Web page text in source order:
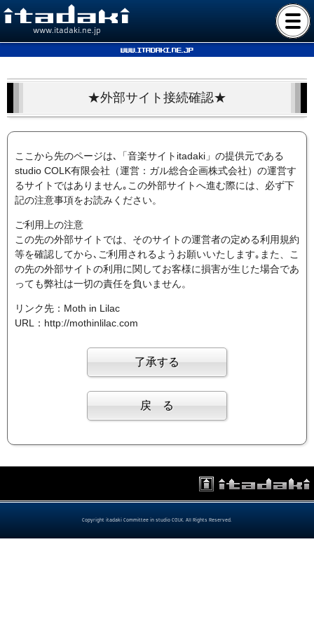
www.itadaki.ne.jp
www.itadaki.ne.jp
★外部サイト接続確認★
ここから先のページは､「音楽サイトitadaki」の提供元である
studio COLK有限会社（運営：ガル総合企画株式会社）の運営す
るサイトではありません｡この外部サイトへ進む際には、必ず下
記の注意事項をお読みください。
ご利用上の注意
この先の外部サイトでは、そのサイトの運営者の定める利用規約
等を確認してから､ご利用されるようお願いいたします｡また、こ
の先の外部サイトの利用に関してお客様に損害が生じた場合であ
っても弊社は一切の責任を負いません。
リンク先：Moth in Lilac
URL：http://mothinlilac.com
Copyright itadaki Committee in studio COLK. All Rights Reserved.